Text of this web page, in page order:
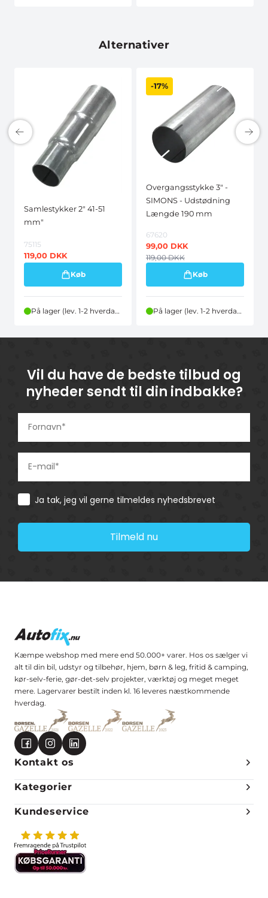
Alternativer
Samlestykker 2" 41-51
mm"
75115
119,00 DKK
Køb
På lager (lev. 1-2 hverdage)
-17%
Overgangsstykke 3" -
SIMONS - Udstødning
Længde 190 mm
67620
99,00 DKK
119,00DKK
Køb
På lager (lev. 1-2 hverdage)
Vil du have de bedste tilbud og
nyheder sendt til din indbakke?
Consent
Ja tak, jeg vil gerne tilmeldes nyhedsbrevet
Tilmeld nu
Kæmpe webshop med mere end 50.000+ varer. Hos os sælger vi
alt til din bil, udstyr og tilbehør, hjem, børn & leg, fritid & camping,
kør-selv-ferie, gør-det-selv projekter, værktøj og meget meget
mere. Lagervarer bestilt inden kl. 16 leveres næstkommende
hverdag.
Kontakt os
Kategorier
Kundeservice